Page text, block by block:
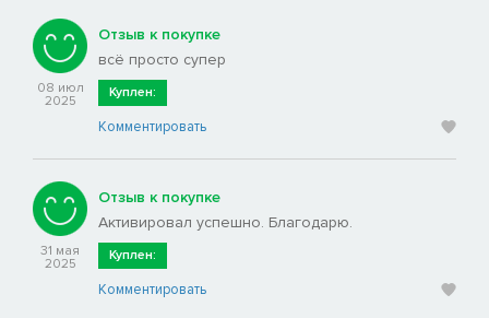
08 июл
2025
Отзыв к покупке
всё просто супер
Куплен:
Комментировать
31 мая
2025
Отзыв к покупке
Активировал успешно. Благодарю.
Куплен:
Комментировать